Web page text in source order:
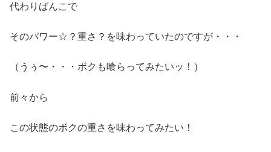
代わりばんこで
そのパワー☆？重さ？を味わっていたのですが・・・
（うぅ〜・・・ボクも喰らってみたいッ！）
前々から
この状態のボクの重さを味わってみたい！